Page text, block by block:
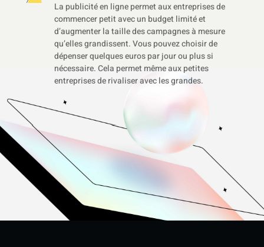
La publicité en ligne permet aux entreprises de
commencer petit avec un budget limité et
d’augmenter la taille des campagnes à mesure
qu’elles grandissent. Vous pouvez choisir de
dépenser quelques euros par jour ou plus si
nécessaire. Cela permet même aux petites
entreprises de rivaliser avec les grandes.